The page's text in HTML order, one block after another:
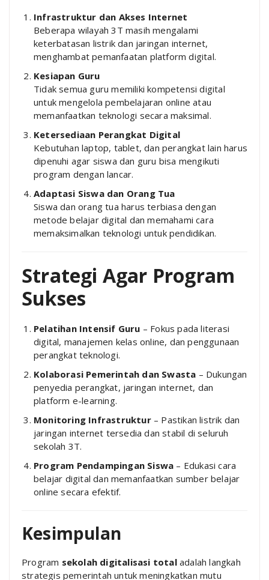
Infrastruktur dan Akses Internet
Beberapa wilayah 3T masih mengalami
keterbatasan listrik dan jaringan internet,
menghambat pemanfaatan platform digital.
Kesiapan Guru
Tidak semua guru memiliki kompetensi digital
untuk mengelola pembelajaran online atau
memanfaatkan teknologi secara maksimal.
Ketersediaan Perangkat Digital
Kebutuhan laptop, tablet, dan perangkat lain harus
dipenuhi agar siswa dan guru bisa mengikuti
program dengan lancar.
Adaptasi Siswa dan Orang Tua
Siswa dan orang tua harus terbiasa dengan
metode belajar digital dan memahami cara
memaksimalkan teknologi untuk pendidikan.
Strategi Agar Program
Sukses
Pelatihan Intensif Guru – Fokus pada literasi
digital, manajemen kelas online, dan penggunaan
perangkat teknologi.
Kolaborasi Pemerintah dan Swasta – Dukungan
penyedia perangkat, jaringan internet, dan
platform e-learning.
Monitoring Infrastruktur– Pastikan listrik dan
jaringan internet tersedia dan stabil di seluruh
sekolah 3T.
Program Pendampingan Siswa – Edukasi cara
belajar digital dan memanfaatkan sumber belajar
online secara efektif.
Kesimpulan
Program sekolah digitalisasi totaladalah langkah
strategis pemerintah untuk meningkatkan mutu